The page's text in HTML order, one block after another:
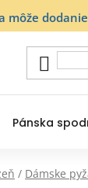
môže
Pánska
/ Dámske